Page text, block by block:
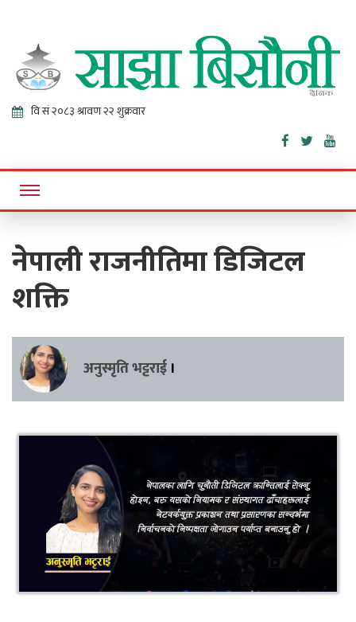
Sajha
Bisaunee
Online News Portal
नेपाली राजनीतिमा डिजिटल
शक्ति
अनुस्मृति भट्टराई ।